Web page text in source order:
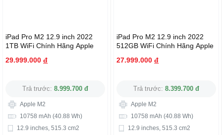
iPad Pro M2 12.9 inch 2022
1TB WiFi Chính Hãng Apple
29.999.000 đ
Trả trước: 8.999.700 đ
Apple M2
10758 mAh (40.88 Wh)
12.9 inches, 515.3 cm2
iPad Pro M2 12.9 inch 2022
512GB WiFi Chính Hãng Apple
27.999.000 đ
Trả trước: 8.399.700 đ
Apple M2
10758 mAh (40.88 Wh)
12.9 inches, 515.3 cm2